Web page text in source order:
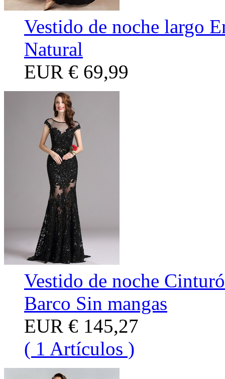
Vestido de noche largo
Natural
EUR € 69,99
Vestido de noche
Barco Sin mangas
EUR € 145,27
( 1 Artículos )